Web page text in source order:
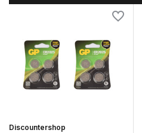
Discountershop